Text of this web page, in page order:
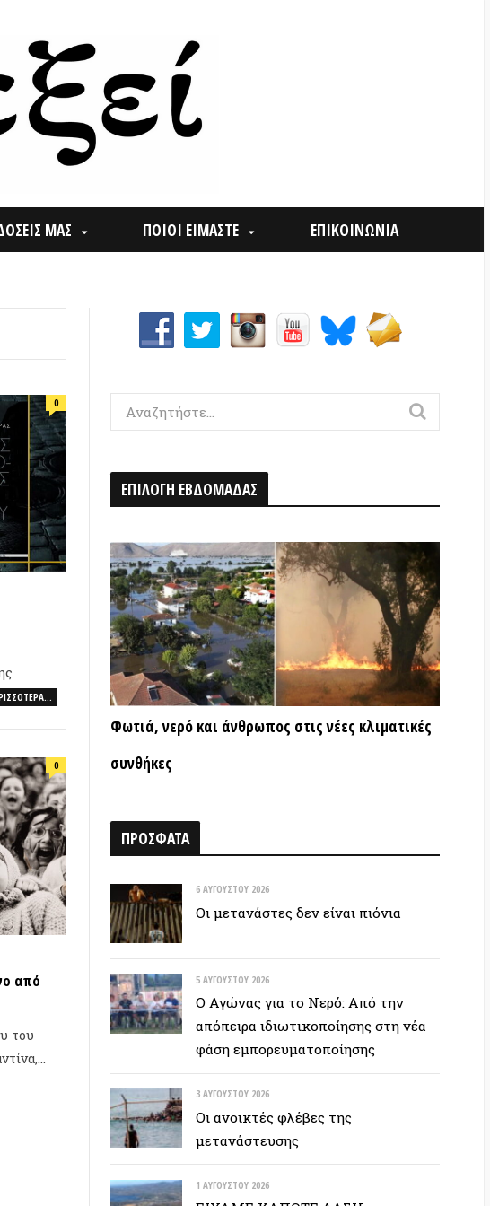
ΠΟΙΟΙ ΕΙΜΑΣΤΕ ΕΠΙΚΟΙΝΩΝΙΑ
ΕΠΙΛΟΓΗ ΕΒΔΟΜΑΔΑΣ
Φωτιά, νερό και άνθρωπος στις νέες κλιματικές
συνθήκες
ΠΡΟΣΦΑΤΑ
Οι μετανάστες δεν είναι πιόνια
5 ΑΥΓΟΎΣΤΟΥ 2026
Ο Αγώνας για το Νερό: Από την
απόπειρα ιδιωτικοποίησης στη νέα
3 ΑΥΓΟΎΣΤΟΥ 2026
Οι ανοικτές φλέβες της
μετανάστευσης
1 ΑΥΓΟΎΣΤΟΥ 2026
ΕΙΧΑΜΕ ΚΑΠΟΤΕ ΔΑΣΗ…
Οδύσσεια: Ο νόστος του ενόχου